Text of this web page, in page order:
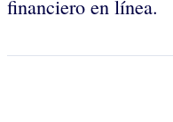
financiero en línea.